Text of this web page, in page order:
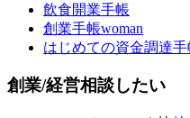
飲食開業手帳
創業手帳woman
はじめての資金調達手
創業/経営相談したい